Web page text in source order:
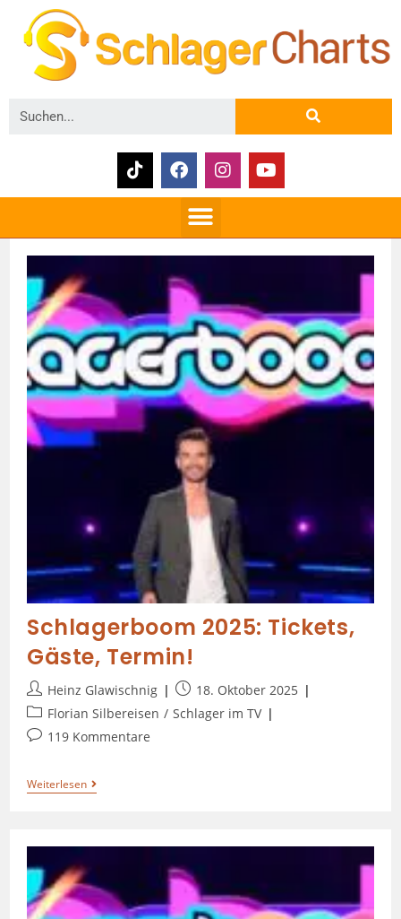
Schlagerboom 2025: Tickets,
Gäste, Termin!
Heinz Glawischnig
18. Oktober 2025
Florian Silbereisen / Schlager im TV
119 Kommentare
Weiterlesen